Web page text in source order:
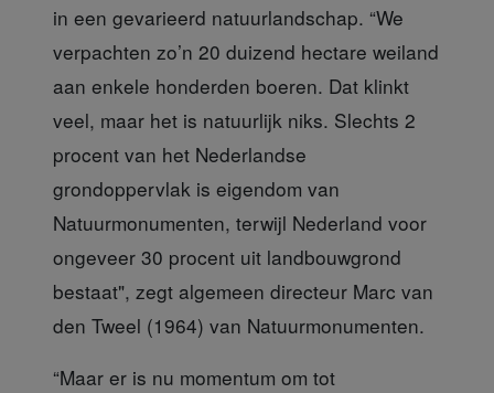
in een gevarieerd natuurlandschap. “We
verpachten zo’n 20 duizend hectare weiland
aan enkele honderden boeren. Dat klinkt
veel, maar het is natuurlijk niks. Slechts 2
procent van het Nederlandse
grondoppervlak is eigendom van
Natuurmonumenten, terwijl Nederland voor
ongeveer 30 procent uit landbouwgrond
bestaat", zegt algemeen directeur Marc van
den Tweel (1964) van Natuurmonumenten.
“Maar er is nu momentum om tot